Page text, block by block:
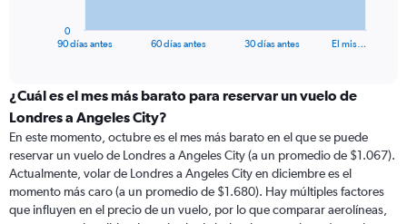
categories.
Range:
categories.
The
chart
has
1
90 días antes 60 días antes 30 días antes El mis…
0
¿Cuál es el mes más barato para reservar un vuelo de
Londres a Angeles City?
En este momento, octubre es el mes más barato en el que se puede
reservar un vuelo de Londres a Angeles City (a un promedio de $1.067).
Actualmente, volar de Londres a Angeles City en diciembre es el
momento más caro (a un promedio de $1.680). Hay múltiples factores
que influyen en el precio de un vuelo, por lo que comparar aerolíneas,